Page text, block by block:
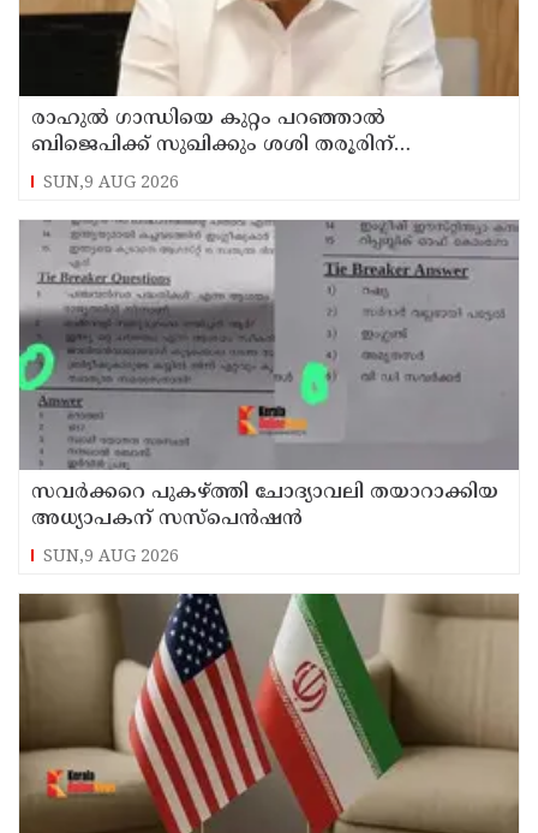
രാഹുല്‍ ഗാന്ധിയെ കുറ്റം പറഞ്ഞാല്‍
ബിജെപിക്ക് സുഖിക്കും ശശി തരൂരിന്
മറുപടിയുമായി കെ സി വേണുഗോപാല്‍
SUN,9 AUG 2026
സവര്‍ക്കറെ പുകഴ്ത്തി ചോദ്യാവലി തയാറാക്കിയ
അധ്യാപകന് സസ്‌പെന്‍ഷന്‍
SUN,9 AUG 2026